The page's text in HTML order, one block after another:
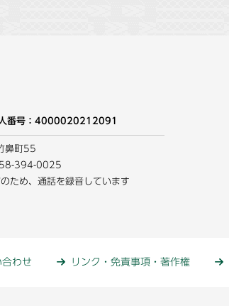
番号：4000020212091
鼻町55
394-0025
ため、通話を録音しています
合わせ リンク・免責事項・著作権